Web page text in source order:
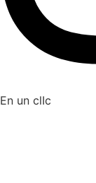
En un clIc